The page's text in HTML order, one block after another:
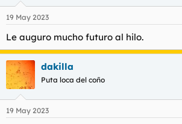
e
:
19 May 2023
Le auguro mucho futuro al hilo.
dakilla
Puta loca del coño
19 May 2023